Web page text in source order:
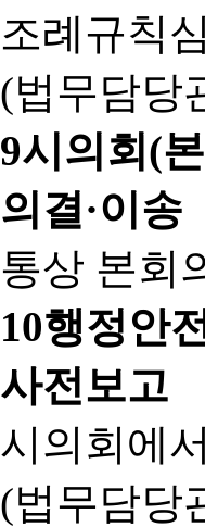
조례규칙
(법무담
9시의회(
의결·이송
통상 본회
10행정안
사전보고
시의회에
(법무담당